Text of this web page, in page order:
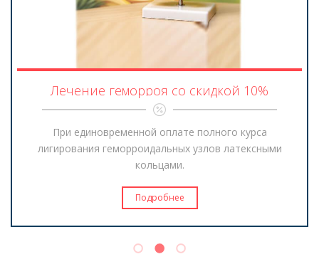
Лечение геморроя со скидкой 10%
При единовременной оплате полного курса
лигирования геморроидальных узлов латексными
кольцами.
Подробнее